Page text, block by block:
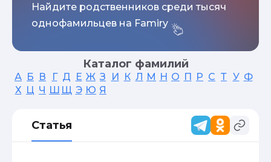
Найдите родственников среди тысяч
однофамильцев на Famiry
Каталог фамилий
А Б В Г Д Е Ж З И К Л М Н О П Р С Т У Ф
Х Ц Ч Ш Щ Э Ю Я
Статья